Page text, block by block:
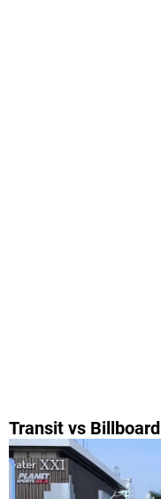
Transit vs Billboard